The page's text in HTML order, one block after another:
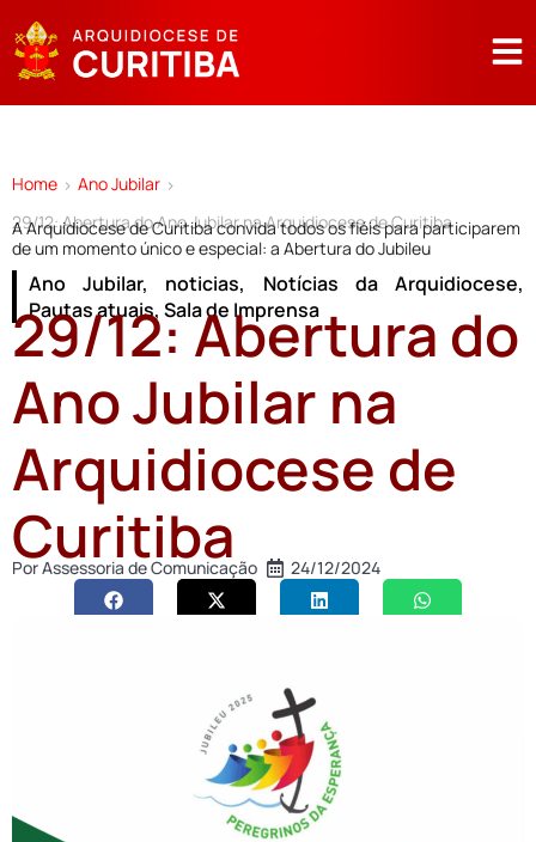
Home > Ano Jubilar >
29/12: Abertura do Ano Jubilar na Arquidiocese de Curitiba
A Arquidiocese de Curitiba convida todos os fiéis para participarem
de um momento único e especial: a Abertura do Jubileu
Ano Jubilar, noticias, Notícias da Arquidiocese,
Pautas atuais, Sala de Imprensa
29/12: Abertura do
Ano Jubilar na
Arquidiocese de
Curitiba
PorAssessoria de Comunicação 24/12/2024